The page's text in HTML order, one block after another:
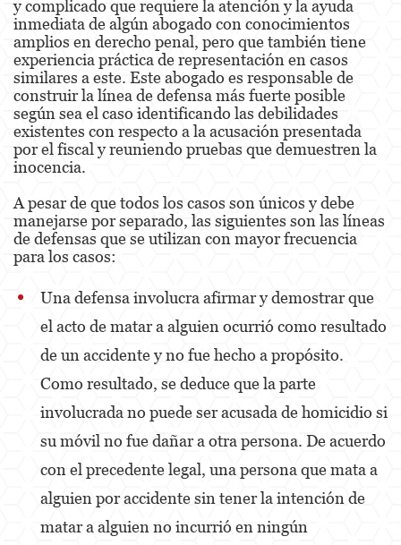
DUI
2nd Offense DUI
3rd Offense DUI
4th Offense DUI
Driving Under The Influence Of A Drug
Dry Reckless
DUI Causing Injury
DUI Laws In The State Of California
Underage DUI
Wet Reckless
Fraud Crimes
Auto Insurance Fraud
y complicado que requiere la atención y la ayuda
inmediata de algún abogado con conocimientos
amplios en derecho penal, pero que también tiene
experiencia práctica de representación en casos
similares a este. Este abogado es responsable de
construir la línea de defensa más fuerte posible
según sea el caso identificando las debilidades
existentes con respecto a la acusación presentada
por el fiscal y reuniendo pruebas que demuestren la
inocencia.
A pesar de que todos los casos son únicos y debe
manejarse por separado, las siguientes son las líneas
de defensas que se utilizan con mayor frecuencia
para los casos:
Una defensa involucra afirmar y demostrar que
el acto de matar a alguien ocurrió como resultado
de un accidente y no fue hecho a propósito.
Como resultado, se deduce que la parte
involucrada no puede ser acusada de homicidio si
su móvil no fue dañar a otra persona. De acuerdo
con el precedente legal, una persona que mata a
alguien por accidente sin tener la intención de
matar a alguien no incurrió en ningún